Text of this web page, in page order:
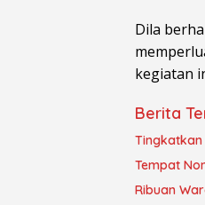
Dila
kegiatan
Berita
Tingkatkan
Tempat
Ribuan